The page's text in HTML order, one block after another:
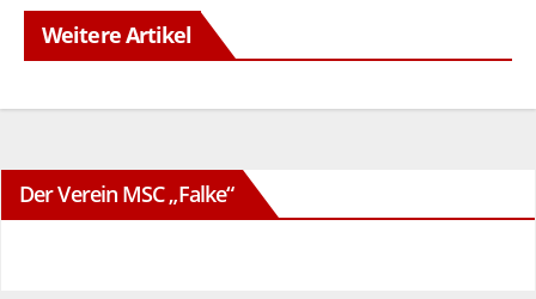
Weitere Artikel
Der Verein MSC „Falke“